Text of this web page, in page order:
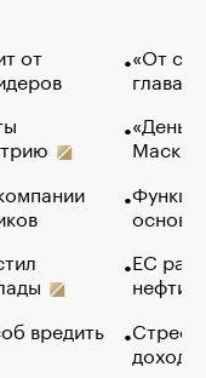
от
вредить
«От
глава
Маск в
основ
ЕС
нефти